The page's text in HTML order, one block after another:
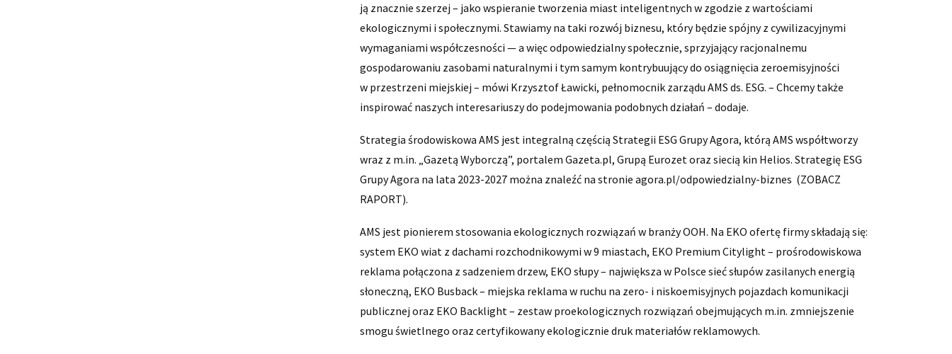
ją znacznie szerzej – jako wspieranie tworzenia miast inteligentnych w zgodzie z wartościami
ekologicznymi i społecznymi. Stawiamy na taki rozwój biznesu, który będzie spójny z cywilizacyjnymi
wymaganiami współczesności — a więc odpowiedzialny społecznie, sprzyjający racjonalnemu
gospodarowaniu zasobami naturalnymi i tym samym kontrybuujący do osiągnięcia zeroemisyjności
w przestrzeni miejskiej – mówi Krzysztof Ławicki, pełnomocnik zarządu AMS ds. ESG. – Chcemy także
inspirować naszych interesariuszy do podejmowania podobnych działań – dodaje.
Strategia środowiskowa AMS jest integralną częścią Strategii ESG Grupy Agora, którą AMS współtworzy
wraz z m.in. „Gazetą Wyborczą”, portalem Gazeta.pl, Grupą Eurozet oraz siecią kin Helios. Strategię ESG
Grupy Agora na lata 2023-2027 można znaleźć na stronie agora.pl/odpowiedzialny-biznes (ZOBACZ
RAPORT).
AMS jest pionierem stosowania ekologicznych rozwiązań w branży OOH. Na EKO ofertę firmy składają się:
system EKO wiat z dachami rozchodnikowymi w 9 miastach, EKO Premium Citylight – prośrodowiskowa
reklama połączona z sadzeniem drzew, EKO słupy – największa w Polsce sieć słupów zasilanych energią
słoneczną, EKO Busback – miejska reklama w ruchu na zero- i niskoemisyjnych pojazdach komunikacji
publicznej oraz EKO Backlight – zestaw proekologicznych rozwiązań obejmujących m.in. zmniejszenie
smogu świetlnego oraz certyfikowany ekologicznie druk materiałów reklamowych.